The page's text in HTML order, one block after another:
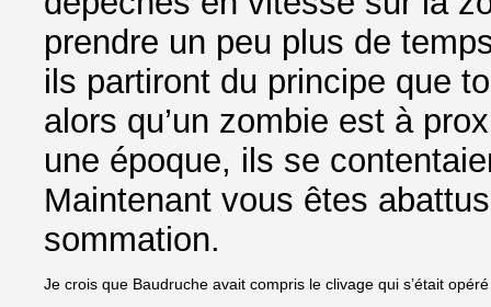
prendre un peu plus de
ils partiront du principe que
alors qu’un zombie est à
une époque, ils se
Maintenant vous êtes
sommation.
Je crois que Baudruche avait compris le clivage qui s’était